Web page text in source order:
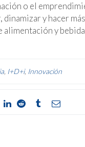
o el
dinamizar y hacer
y
I+D+i, Innovación